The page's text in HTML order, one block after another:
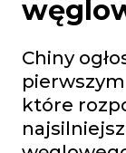
Chiny
które